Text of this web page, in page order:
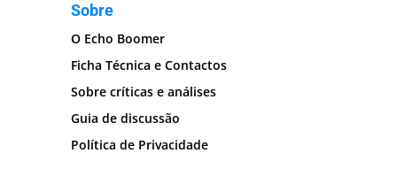
Sobre
O Echo Boomer
Ficha Técnica e Contactos
Sobre críticas e análises
Guia de discussão
Política de Privacidade